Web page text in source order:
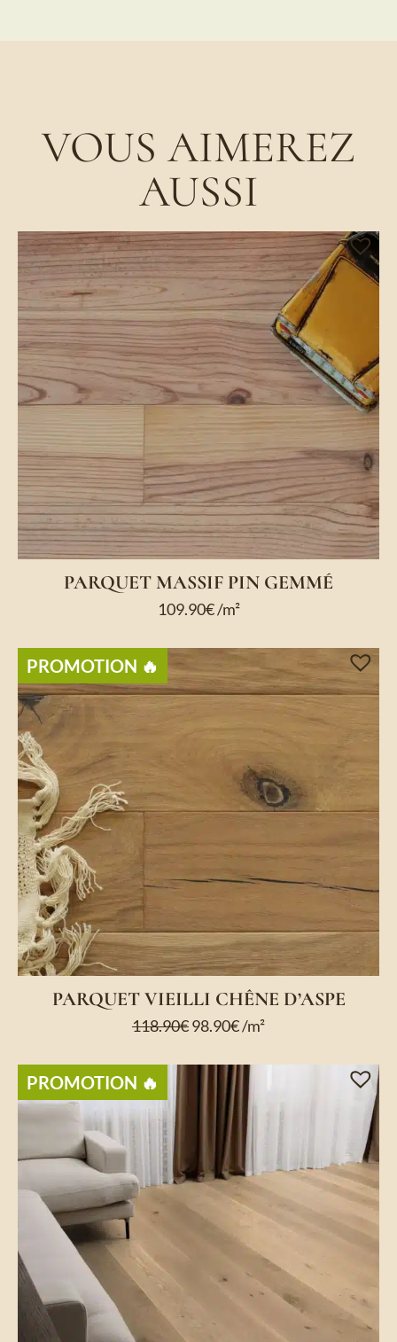
VOUS AIMEREZ
AUSSI
PARQUET MASSIF PIN GEMMÉ
109.90€/m²
PROMOTION ​🔥​
PARQUET VIEILLI CHÊNE D’ASPE
118.90€98.90€/m²
PROMOTION ​🔥​